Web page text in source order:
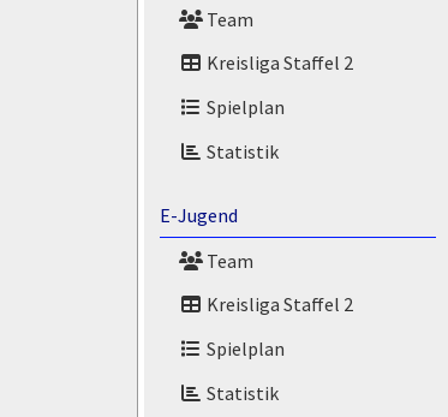
Team
Kreisliga Staffel 2
Spielplan
Statistik
E-Jugend
Team
Kreisliga Staffel 2
Spielplan
Statistik